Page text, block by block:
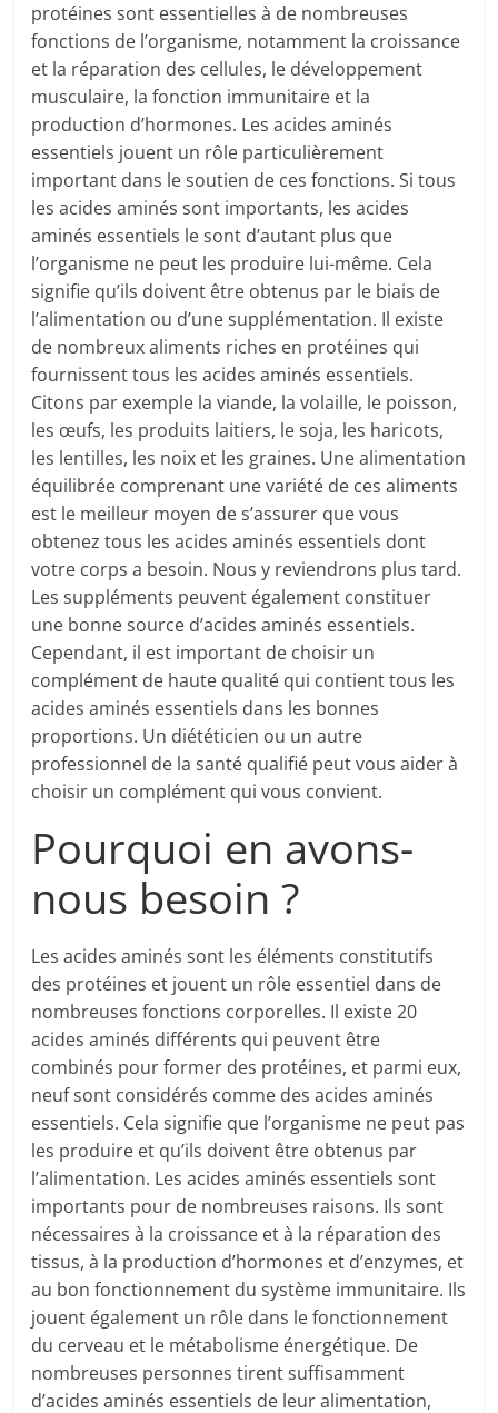
protéines sont essentielles à de nombreuses
fonctions de l’organisme, notamment la croissance
et la réparation des cellules, le développement
musculaire, la fonction immunitaire et la
production d’hormones. Les acides aminés
essentiels jouent un rôle particulièrement
important dans le soutien de ces fonctions. Si tous
les acides aminés sont importants, les acides
aminés essentiels le sont d’autant plus que
l’organisme ne peut les produire lui-même. Cela
signifie qu’ils doivent être obtenus par le biais de
l’alimentation ou d’une supplémentation. Il existe
de nombreux aliments riches en protéines qui
fournissent tous les acides aminés essentiels.
Citons par exemple la viande, la volaille, le poisson,
les œufs, les produits laitiers, le soja, les haricots,
les lentilles, les noix et les graines. Une alimentation
équilibrée comprenant une variété de ces aliments
est le meilleur moyen de s’assurer que vous
obtenez tous les acides aminés essentiels dont
votre corps a besoin. Nous y reviendrons plus tard.
Les suppléments peuvent également constituer
une bonne source d’acides aminés essentiels.
Cependant, il est important de choisir un
complément de haute qualité qui contient tous les
acides aminés essentiels dans les bonnes
proportions. Un diététicien ou un autre
professionnel de la santé qualifié peut vous aider à
choisir un complément qui vous convient.
Pourquoi en avons-
nous besoin ?
Les acides aminés sont les éléments constitutifs
des protéines et jouent un rôle essentiel dans de
nombreuses fonctions corporelles. Il existe 20
acides aminés différents qui peuvent être
combinés pour former des protéines, et parmi eux,
neuf sont considérés comme des acides aminés
essentiels. Cela signifie que l’organisme ne peut pas
les produire et qu’ils doivent être obtenus par
l’alimentation. Les acides aminés essentiels sont
importants pour de nombreuses raisons. Ils sont
nécessaires à la croissance et à la réparation des
tissus, à la production d’hormones et d’enzymes, et
au bon fonctionnement du système immunitaire. Ils
jouent également un rôle dans le fonctionnement
du cerveau et le métabolisme énergétique. De
nombreuses personnes tirent suffisamment
d’acides aminés essentiels de leur alimentation,